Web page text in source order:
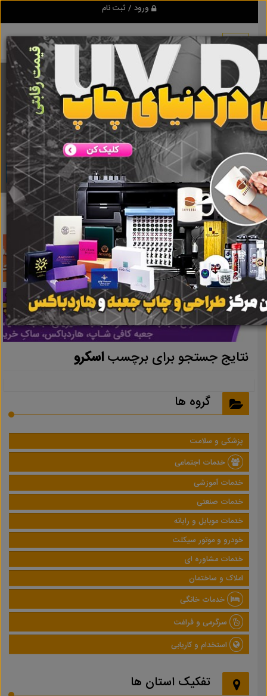
ورود / ثبت نام
برنامه اندروید تبلیغ شو
مرجع نیازمندیها و تبلیغات اینترنتی
دانلود
تبلیغ شو اسکرو نتایج جستجو برای برچسباسکرو
نتایج جستجو برای برچسباسکرو
گروه ها
پزشکی و سلامت
خدمات اجتماعی
خدمات آموزشی
خدمات صنعتی
خدمات موبایل و رایانه
خودرو و موتور سیکلت
خدمات مشاوره ای
املاک و ساختمان
خدمات خانگی
سرگرمی و فراغت
استخدام و کاریابی
تفکیک استان ها